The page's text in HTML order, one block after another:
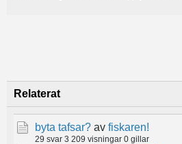
Relaterat
byta tafsar? av fiskaren!
29 svar 3 209 visningar 0 gillar